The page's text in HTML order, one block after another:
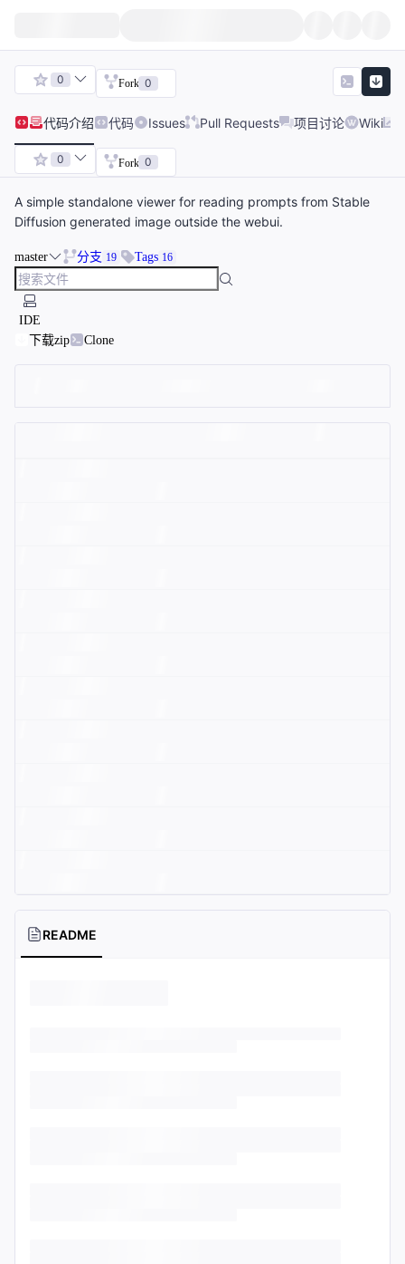
0 Fork 0
代码介绍 代码 Issues Pull Requests 项目讨论 Wiki
0 Fork 0
A simple standalone viewer for reading prompts from Stable
Diffusion generated image outside the webui.
master 分支 19 Tags 16
IDE
下载zip
Clone
README